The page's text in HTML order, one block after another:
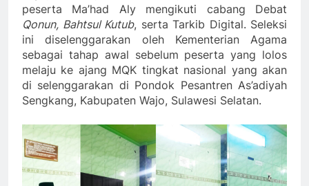
peserta Ma’had Aly mengikuti cabang Debat
Qonun, Bahtsul Kutub, serta Tarkib Digital. Seleksi
ini diselenggarakan oleh Kementerian Agama
sebagai tahap awal sebelum peserta yang lolos
melaju ke ajang MQK tingkat nasional yang akan
di selenggarakan di Pondok Pesantren As’adiyah
Sengkang, Kabupaten Wajo, Sulawesi Selatan.